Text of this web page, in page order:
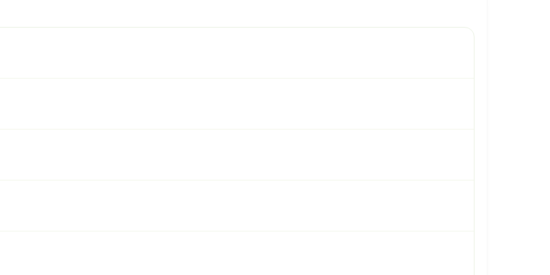
lạnh, bếp, máy giặt, máy sấy, và máy hút bụi, đáp ứng
xanh mướt và thành phố nhộn nhịp. Đây là một không
và không gian sống hiện đại,
trong chuyến đi.